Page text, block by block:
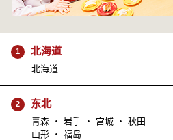
1 北海道
北海道
2 东北
青森 ・ 岩手 ・ 宫城 ・ 秋田
山形 ・ 福岛